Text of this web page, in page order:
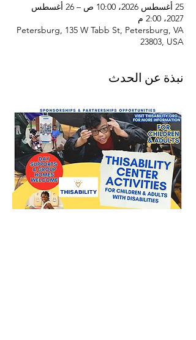
25 أغسطس 2026، 10:00 ص – 26 أغسطس
2027، 2:00 م
Petersburg, 135 W Tabb St, Petersburg, VA
23803, USA
نبذة عن الحدث